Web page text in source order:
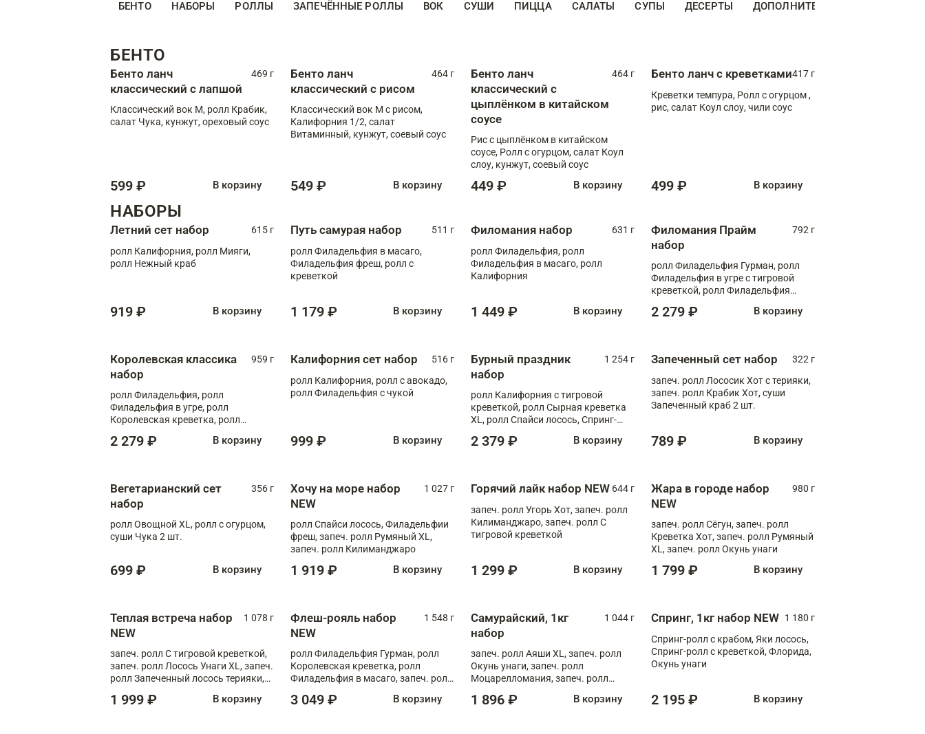
БЕНТО НАБОРЫ РОЛЛЫ ЗАПЕЧЁННЫЕ РОЛЛЫ ВОК СУШИ ПИЦЦА САЛАТЫ СУПЫ ДЕСЕРТЫ ДОПОЛНИТЕЛЬНО
БЕНТО
Бенто ланч
классический с лапшой
469 г
Классический вок М, ролл Крабик,
салат Чука, кунжут, ореховый соус
599 ₽ В корзину
Бенто ланч
классический с рисом
464 г
Классический вок М с рисом,
Калифорния 1/2, салат
Витаминный, кунжут, соевый соус
549 ₽ В корзину
Бенто ланч
классический с
цыплёнком в китайском
соусе
464 г
Рис с цыплёнком в китайском
соусе, Ролл с огурцом, салат Коул
слоу, кунжут, соевый соус
449 ₽ В корзину
Бенто ланч с креветками417 г
Креветки темпура, Ролл с огурцом ,
рис, салат Коул слоу, чили соус
499 ₽ В корзину
НАБОРЫ
Летний сет набор
615 г
ролл Калифорния, ролл Мияги,
ролл Нежный краб
919 ₽ В корзину
Путь самурая набор
511 г
ролл Филадельфия в масаго,
Филадельфия фреш, ролл с
креветкой
1 179 ₽ В корзину
Филомания набор
631 г
ролл Филадельфия, ролл
Филадельфия в масаго, ролл
Калифорния
1 449 ₽ В корзину
Филомания Прайм
набор
792 г
ролл Филадельфия Гурман, ролл
Филадельфия в угре с тигровой
креветкой, ролл Филадельфия
2 279 ₽ В корзину
Королевская классика
набор
959 г
ролл Филадельфия, ролл
Филадельфия в угре, ролл
Королевская креветка, ролл
2 279 ₽ В корзину
Калифорния сет набор
516 г
ролл Калифорния, ролл с авокадо,
ролл Филадельфия с чукой
999 ₽ В корзину
Бурный праздник
набор
1 254 г
ролл Калифорния с тигровой
креветкой, ролл Сырная креветка
XL, ролл Спайси лосось, Спринг-
Медовая креветка
2 379 ₽ В корзину
Запеченный сет набор
322 г
запеч. ролл Лососик Хот с терияки,
запеч. ролл Крабик Хот, суши
Запеченный краб 2 шт.
789 ₽ В корзину
Вегетарианский сет
набор
356 г
ролл Овощной XL, ролл с огурцом,
суши Чука 2 шт.
699 ₽ В корзину
Хочу на море набор
NEW
1 027 г
ролл Спайси лосось, Филадельфии
фреш, запеч. ролл Румяный XL,
запеч. ролл Килиманджаро
1 919 ₽ В корзину
Горячий лайк набор NEW 644 г
запеч. ролл Угорь Хот, запеч. ролл
Килиманджаро, запеч. ролл С
тигровой креветкой
1 299 ₽ В корзину
Жара в городе набор
NEW
980 г
запеч. ролл Сёгун, запеч. ролл
Креветка Хот, запеч. ролл Румяный
XL, запеч. ролл Окунь унаги
1 799 ₽ В корзину
Теплая встреча набор
NEW
1 078 г
запеч. ролл С тигровой креветкой,
запеч. ролл Лосось Унаги XL, запеч.
ролл Запеченный лосось терияки,
1 999 ₽ В корзину
Флеш-рояль набор
NEW
1 548 г
ролл Филадельфия Гурман, ролл
Королевская креветка, ролл
Филадельфия в масаго, запеч. ролл
Тигровая креветка с моцареллой,
3 049 ₽ В корзину
Самурайский, 1кг
набор
1 044 г
запеч. ролл Аяши XL, запеч. ролл
Окунь унаги, запеч. ролл
Моцарелломания, запеч. ролл
1 896 ₽ В корзину
Спринг, 1кг набор NEW 1 180 г
Спринг-ролл с крабом, Яки лосось,
Спринг-ролл с креветкой, Флорида,
Окунь унаги
2 195 ₽ В корзину